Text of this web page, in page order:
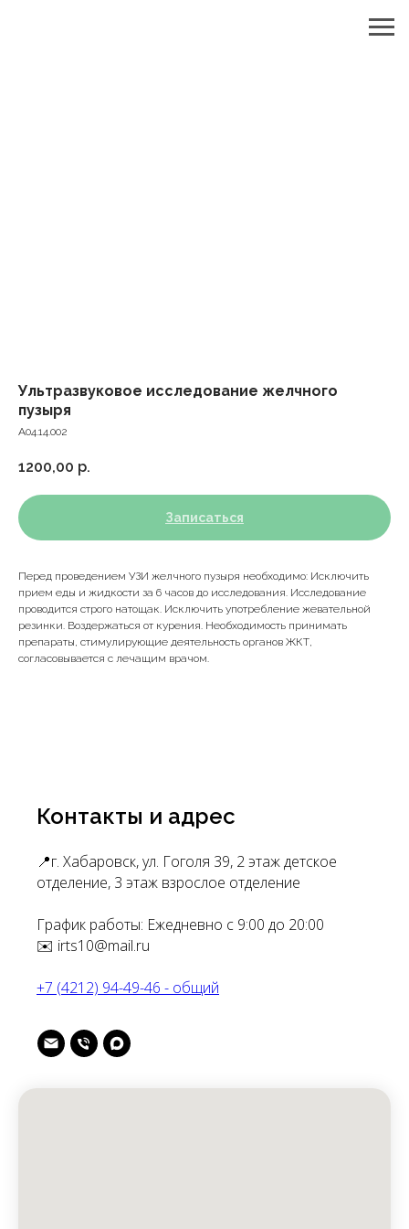
Ультразвуковое исследование желчного
пузыря
A04.14.002
1200,00 р.
Записаться
Перед проведением УЗИ желчного пузыря необходимо: Исключить
прием еды и жидкости за 6 часов до исследования. Исследование
проводится строго натощак. Исключить употребление жевательной
резинки. Воздержаться от курения. Необходимость принимать
препараты, стимулирующие деятельность органов ЖКТ,
согласовывается с лечащим врачом.
Контакты и адрес
📍г. Хабаровск, ул. Гоголя 39, 2 этаж детское
отделение, 3 этаж взрослое отделение
График работы: Ежедневно с 9:00 до 20:00
✉️ irts10@mail.ru
+7 (4212) 94-49-46 - общий